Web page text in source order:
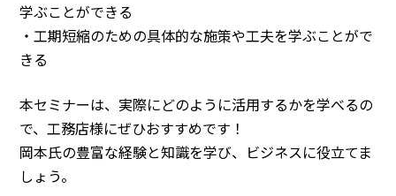
学ぶことができる
・工期短縮のための具体的な施策や工夫を学ぶことがで
きる
本セミナーは、実際にどのように活用するかを学べるの
で、工務店様にぜひおすすめです！
岡本氏の豊富な経験と知識を学び、ビジネスに役立てま
しょう。